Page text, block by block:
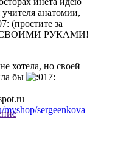
анатомии,
(простите за
СВОИМИ РУКАМИ!
хотела, но своей
бы
sergeenkova